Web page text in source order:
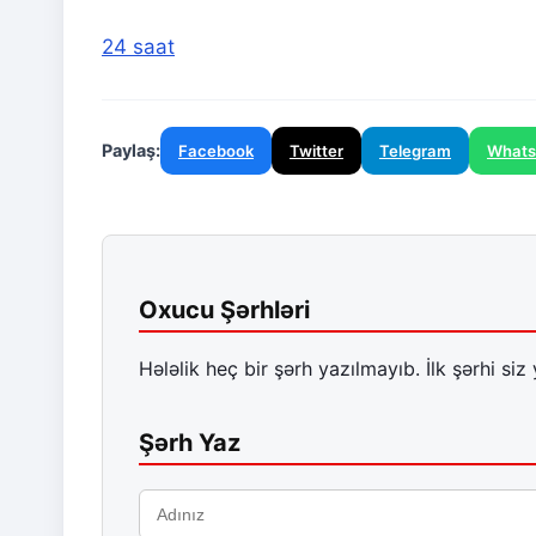
24 saat
Paylaş: Facebook Twitter Telegram
Oxucu Şərhləri
Hələlik heç bir şərh yazılmayıb. İlk şərhi siz
Şərh Yaz